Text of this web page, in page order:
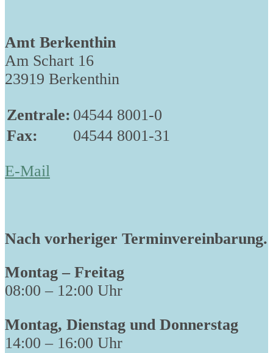
Amt Berkenthin
Am Schart 16
23919 Berkenthin
Zentrale: 04544 8001-0
Fax:
04544 8001-31
E-Mail
Nach vorheriger Terminvereinbarung.
Montag – Freitag
08:00 – 12:00 Uhr
Montag, Dienstag und Donnerstag
14:00 – 16:00 Uhr